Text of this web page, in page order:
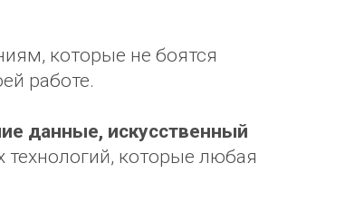
которые не боятся
работе.
данные, искусственный
которые любая